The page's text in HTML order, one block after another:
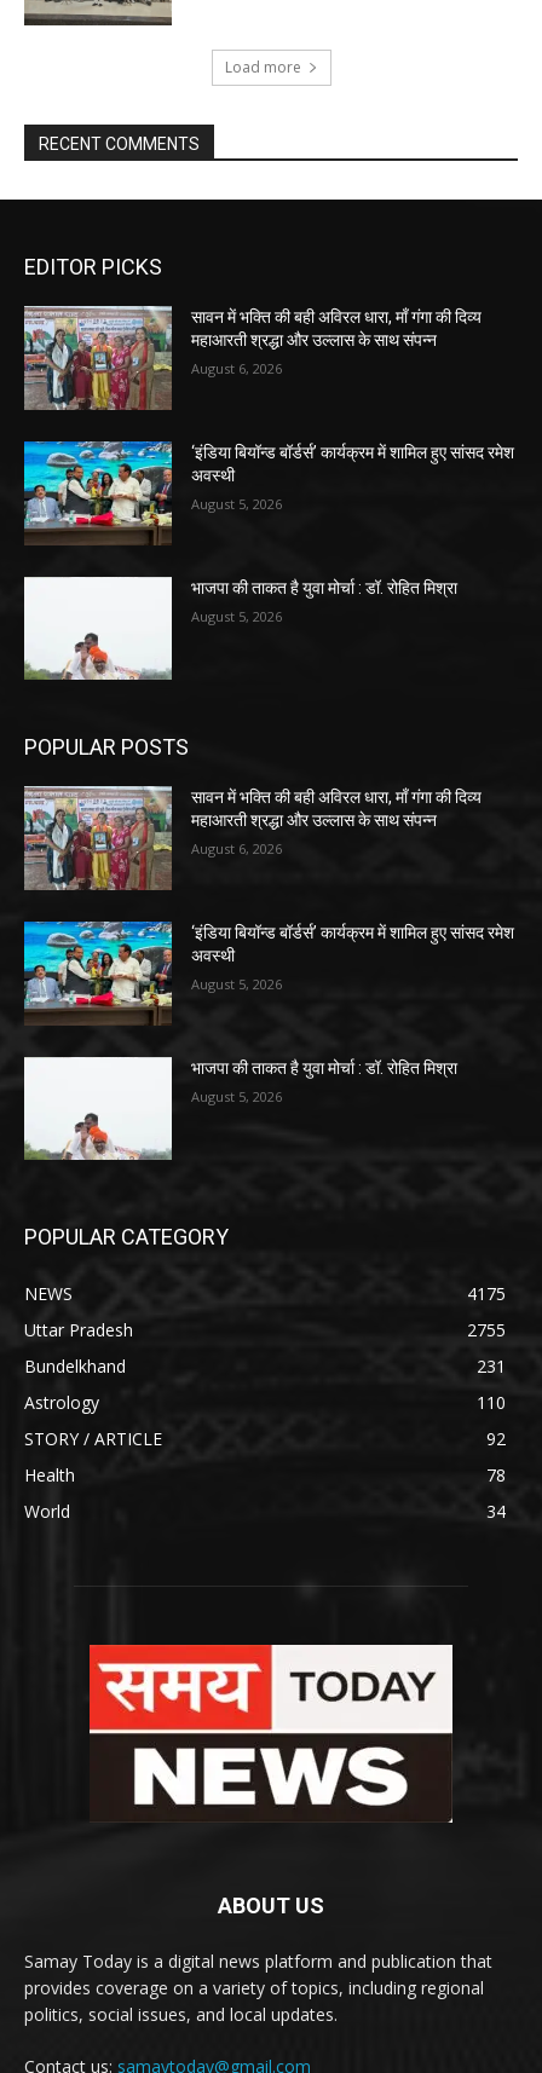
Load more
RECENT COMMENTS
EDITOR PICKS
सावन में भक्ति की बही अविरल धारा, माँ गंगा की दिव्य
महाआरती श्रद्धा और उल्लास के साथ संपन्न
August 6, 2026
‘इंडिया बियॉन्ड बॉर्डर्स’ कार्यक्रम में शामिल हुए सांसद रमेश
अवस्थी
August 5, 2026
भाजपा की ताकत है युवा मोर्चा : डॉ. रोहित मिश्रा
August 5, 2026
POPULAR POSTS
सावन में भक्ति की बही अविरल धारा, माँ गंगा की दिव्य
महाआरती श्रद्धा और उल्लास के साथ संपन्न
August 6, 2026
‘इंडिया बियॉन्ड बॉर्डर्स’ कार्यक्रम में शामिल हुए सांसद रमेश
अवस्थी
August 5, 2026
भाजपा की ताकत है युवा मोर्चा : डॉ. रोहित मिश्रा
August 5, 2026
POPULAR CATEGORY
NEWS
4175
Uttar Pradesh
2755
Bundelkhand
231
Astrology
110
STORY / ARTICLE
92
Health
78
World
34
ABOUT US
Samay Today is a digital news platform and publication that
provides coverage on a variety of topics, including regional
politics, social issues, and local updates.
Contact us: samaytoday@gmail.com